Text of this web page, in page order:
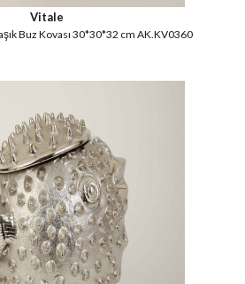
Vitale
Buz Kovası 30*30*32 cm AK.KV0360